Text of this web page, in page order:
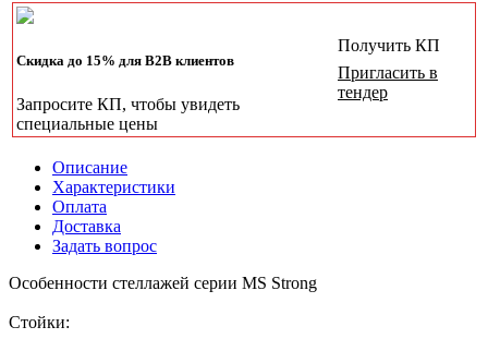
Скидка до 15% для B2B клиентов
Запросите КП, чтобы увидеть
специальные цены
Получить КП
Пригласить в
тендер
Описание
Характеристики
Оплата
Доставка
Задать вопрос
Особенности стеллажей серии MS Strong
Стойки: